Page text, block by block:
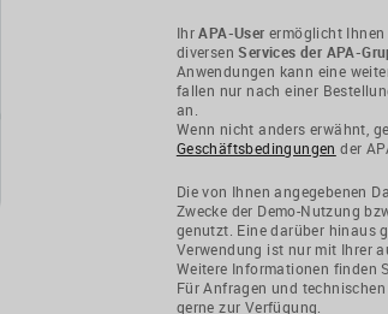
IhrAPA-User ermöglicht
diversen Services der APA-
Anwendungen kann eine
fallen nur nach einer
an.
Wenn nicht anders erwähnt,
Geschäftsbedingungen der
Die von Ihnen angegebenen
Zwecke der Demo-Nutzung
genutzt. Eine darüber hinaus
Verwendung ist nur mit Ihrer
Weitere Informationen finden
Für Anfragen und
gerne zur Verfügung.